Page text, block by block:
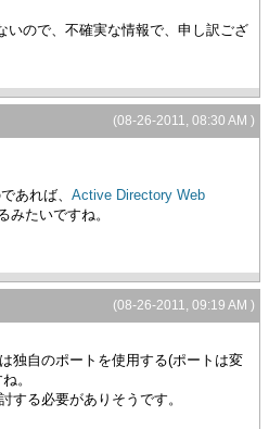
いので、不確実な情報で、申し訳ござ
(08-26-2011, 08:30 AM )
あれば、 Active Directory Web
みたいですね。
(08-26-2011, 09:19 AM )
独自のポートを使用する(ポートは変
。
する必要がありそうです。